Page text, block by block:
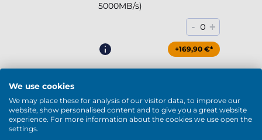
5000MB/s)
- 0 +
+169,90 €*
2000GB SSD NVMe (bis zu
5000MB/s)
We use cookies
We may place these for analysis of our visitor data, to improve our
website, show personalised content and to give you a great website
experience. For more information about the cookies we use open the
settings.